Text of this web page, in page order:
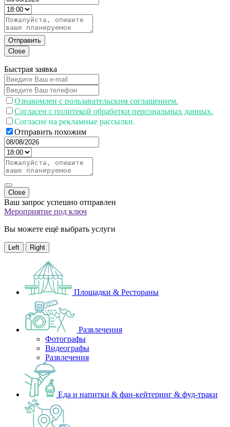
Отправить
Close
Быстрая заявка
Ознакомлен с пользавательским соглашением.
Согласен с политекой обработки персональных данных.
Согласие на рекламные рассылки.
Отправить похожим
Close
Ваш запрос успешно отправлен
Мероприятие под ключ
Вы можете ещё выбрать услуги
Left Right
Площадки & Рестораны
Развлечения
Фотографы
Видеографы
Развлечения
Еда и напитки & фан-кейтеринг & фуд-траки